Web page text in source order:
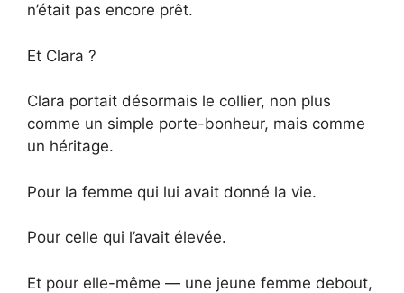
n’était pas encore prêt.
Et Clara ?
Clara portait désormais le collier, non plus
comme un simple porte-bonheur, mais comme
un héritage.
Pour la femme qui lui avait donné la vie.
Pour celle qui l’avait élevée.
Et pour elle-même — une jeune femme debout,